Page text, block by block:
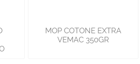
MOP COTONE EXTRA
VEMAC 350GR